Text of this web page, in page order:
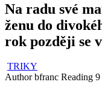
Na radu své
ženu do
rok později se
TRIKY
Author bfranc Reading 9